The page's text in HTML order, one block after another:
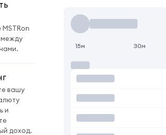
MSTRon
между
вашу
и
доход.
15м 30м